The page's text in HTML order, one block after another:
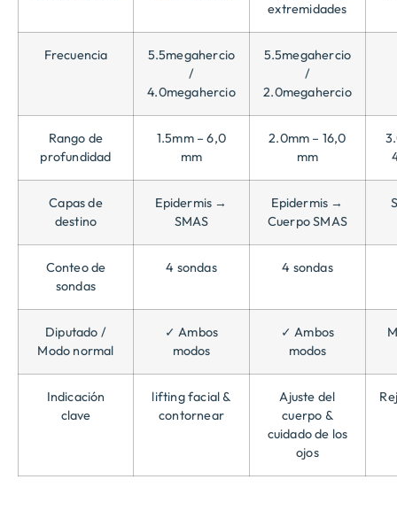
extremidades
Frecuencia
5.5megahercio
/
4.0megahercio
5.5megahercio
/
2.0megahercio
Rango de
profundidad
1.5mm – 6,0
mm
2.0mm – 16,0
mm
Capas de
destino
Epidermis →
SMAS
Epidermis →
Cuerpo SMAS
Conteo de
sondas
4 sondas 4 sondas
Diputado /
Modo normal
✓ Ambos
modos
✓ Ambos
modos
Indicación
clave
lifting facial &
contornear
Ajuste del
cuerpo &
cuidado de los
ojos